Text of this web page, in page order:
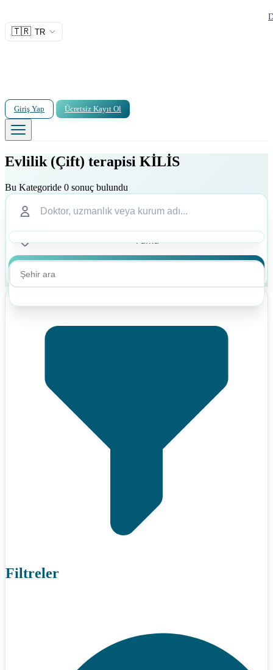
🇹🇷 TR
Giriş Yap Ücretsiz Kayıt Ol
Evlilik (Çift) terapisi KİLİS
Bu Kategoride 0 sonuç bulundu
Filtreler